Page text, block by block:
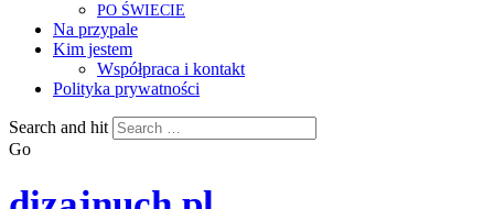
PO ŚWIECIE
Na przypale
Kim jestem
Współpraca i kontakt
Polityka prywatności
Search and hit
Go